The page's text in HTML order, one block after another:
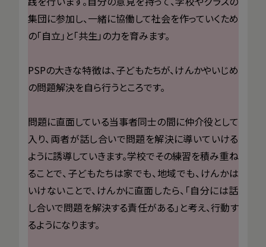
集団に参加し、一緒に協働して社会を作っていくため
の「自立」と「共生」の力を育みます。
PSPの大きな特徴は、子どもたちが、けんかやいじめ
の問題解決を自ら行うところです。
問題に直面している当事者同士の間に仲介役として
入り、両者が話し合いで問題を解決に導いていける
ように誘導していきます。学校でその練習を積み重ね
ることで、子どもたちは家でも、地域でも、けんかは
いけないことで、けんかに直面したら、「自分には話
し合いで問題を解決する責任がある」と考え、行動す
るようになります。